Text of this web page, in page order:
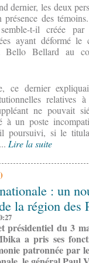
dernier, les deux
des
semble-t-il créée
ayant déformé le
Bello Bellard au
ce dernier
relatives
ne pouvait
à un poste
poursuivi, si le
Lire la suite
: un
la région des
présidentiel du 3
a pris ses
patronnée par